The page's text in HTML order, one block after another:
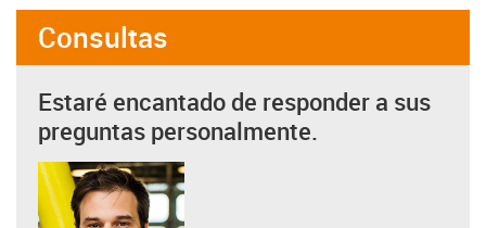
Consultas
Estaré encantado de responder a sus
preguntas personalmente.